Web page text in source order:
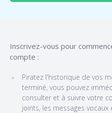
Inscrivez-vous pour
compte :
Piratez l'historique de vos
terminé, vous pouvez
consulter et à suivre votre
joints, les messages